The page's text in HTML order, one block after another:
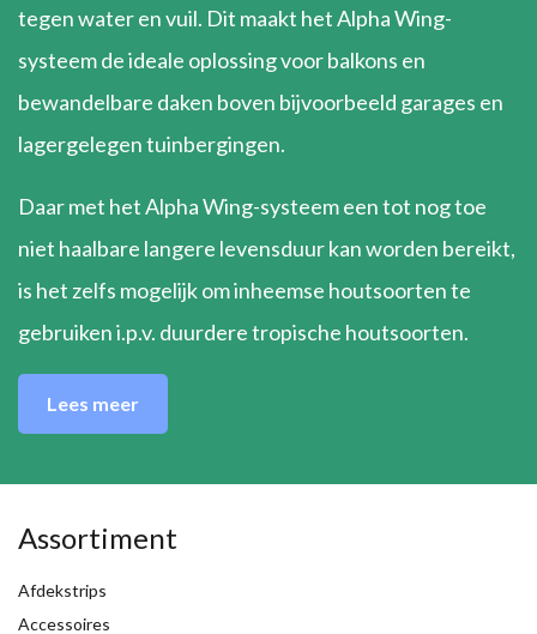
tegen water en vuil. Dit maakt het Alpha Wing-
systeem de ideale oplossing voor balkons en
bewandelbare daken boven bijvoorbeeld garages en
lagergelegen tuinbergingen.
Daar met het Alpha Wing-systeem een tot nog toe
niet haalbare langere levensduur kan worden bereikt,
is het zelfs mogelijk om inheemse houtsoorten te
gebruiken i.p.v. duurdere tropische houtsoorten.
Lees meer
Assortiment
Afdekstrips
Accessoires